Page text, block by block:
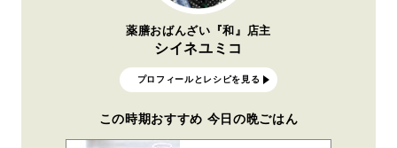
薬膳おばんざい『和』店主
シイネユミコ
プロフィールとレシピを見る
この時期おすすめ 今日の晩ごはん